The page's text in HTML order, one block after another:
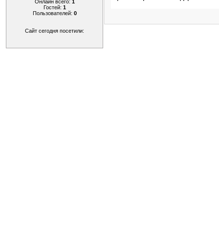
Онлайн всего: 1
Гостей: 1
Пользователей: 0
Сайт сегодня посетили: